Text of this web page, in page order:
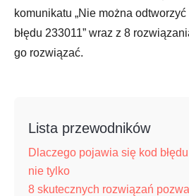
komunikatu „Nie można
błędu 233011” wraz z 8
go rozwiązać.
Lista przewodników
Dlaczego pojawia się kod
nie tylko
8 skutecznych rozwiązań